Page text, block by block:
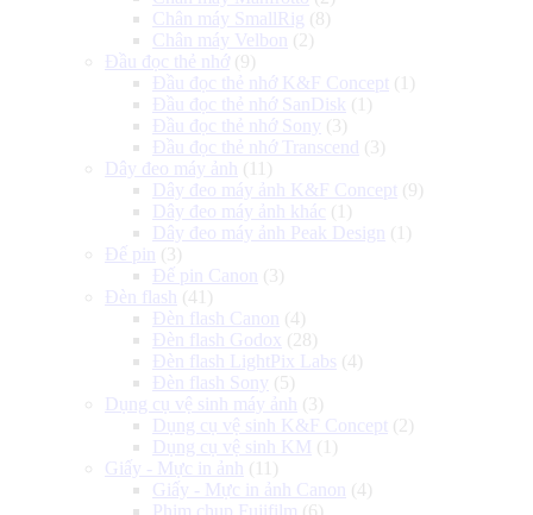
Chân máy SmallRig (8)
Chân máy Velbon
(2)
Đầu đọc thẻ nhớ (9)
Đầu đọc thẻ nhớ K&F Concept (1)
Đầu đọc thẻ nhớ SanDisk (1)
Đầu đọc thẻ nhớ Sony (3)
Đầu đọc thẻ nhớ Transcend
(3)
Dây đeo máy ảnh
(11)
Dây đeo máy ảnh K&F Concept (9)
Dây đeo máy ảnh khác (1)
Dây đeo máy ảnh Peak Design
(1)
Đế pin
(3)
Đế pin Canon
(3)
Đèn flash
(41)
Đèn flash Canon
(4)
Đèn flash Godox (28)
Đèn flash LightPix Labs (4)
Đèn flash Sony (5)
Dụng cụ vệ sinh máy ảnh
(3)
Dụng cụ vệ sinh K&F Concept (2)
Dụng cụ vệ sinh KM (1)
Giấy - Mực in ảnh
(11)
Giấy - Mực in ảnh Canon
(4)